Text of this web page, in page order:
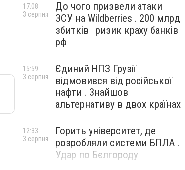
До чого призвели атаки
ЗСУ на Wildberries . 200 млрд
збитків і ризик краху банків
рф
17:08
3 серпня
Єдиний НПЗ Грузії
відмовився від російської
нафти . Знайшов
альтернативу в двох країнах
15:59
3 серпня
Горить університет, де
розробляли системи БПЛА .
Удар по Бєлгороду
12:33
3 серпня